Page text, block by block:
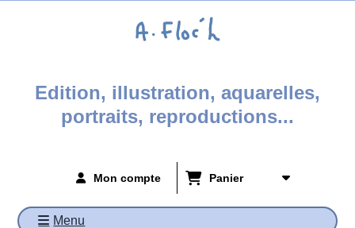
Edition, illustration, aquarelles,
portraits, reproductions...
Mon compte Panier
Menu